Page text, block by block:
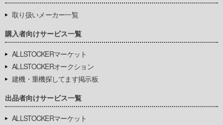
取り扱いメーカー一覧
購入者向けサービス一覧
ALLSTOCKERマーケット
ALLSTOCKERオークション
建機・重機探してます掲示板
出品者向けサービス一覧
ALLSTOCKERマーケット